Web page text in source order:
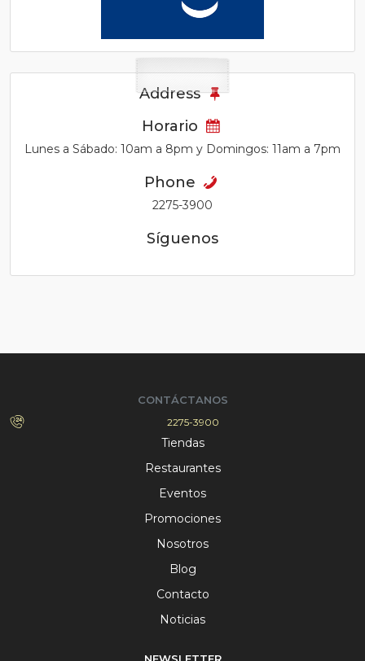
Address
Horario
Lunes a Sábado: 10am a 8pm y Domingos: 11am a 7pm
Phone
2275-3900
Síguenos
CONTÁCTANOS
2275-3900
Tiendas
Restaurantes
Eventos
Promociones
Nosotros
Blog
Contacto
Noticias
NEWSLETTER